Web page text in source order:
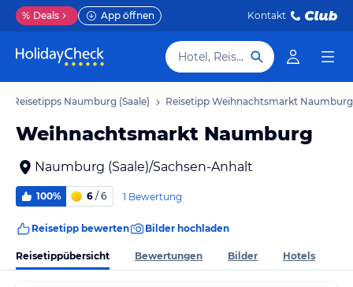
% Deals App öffnen Kontakt
Hotel, Reiseziel
Reisetipps Naumburg (Saale) Reisetipp Weihnachtsmarkt Naumburg
Weihnachtsmarkt Naumburg
Naumburg (Saale)/Sachsen-Anhalt
100% 6 / 6 1 Bewertung
Reisetipp bewerten Bilder hochladen
Reisetippübersicht Bewertungen Bilder Hotels